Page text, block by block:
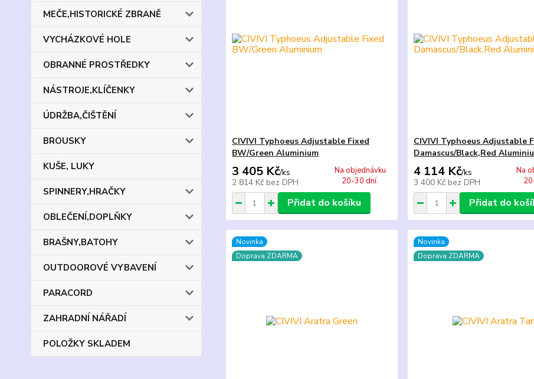
MEČE,HISTORICKÉ ZBRANĚ
VYCHÁZKOVÉ HOLE
OBRANNÉ PROSTŘEDKY
NÁSTROJE,KLÍČENKY
ÚDRŽBA,ČIŠTĚNÍ
BROUSKY
KUŠE, LUKY
SPINNERY,HRAČKY
OBLEČENÍ,DOPLŇKY
BRAŠNY,BATOHY
OUTDOOROVÉ VYBAVENÍ
PARACORD
ZAHRADNÍ NÁŘADÍ
POLOŽKY SKLADEM
CIVIVI Typhoeus Adjustable Fixed
BW/Green Aluminium
3 405 Kč/ks
2 814 Kč bez DPH
Na objednávku
20-30 dní.
Přidat do košíku
CIVIVI Typhoeus Adjustable
Damascus/Black,Red
4 114 Kč/ks
3 400 Kč bez DPH
Na
Přidat do
Novinka
Doprava ZDARMA
Novinka
Doprava ZDARMA